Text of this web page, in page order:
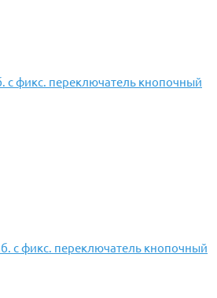
с фикс. переключатель кнопочный
с фикс. переключатель кнопочный